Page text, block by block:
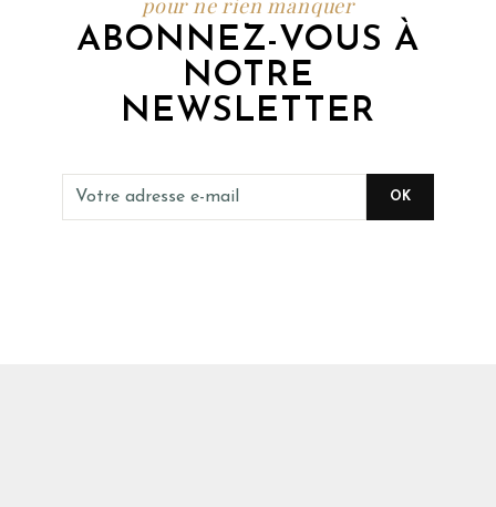
pour ne rien manquer
ABONNEZ-VOUS À
NOTRE
NEWSLETTER